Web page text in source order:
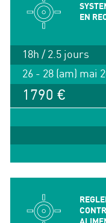
EN
18h / 2.5 jours
26 - 28 (am) mai
1790 €